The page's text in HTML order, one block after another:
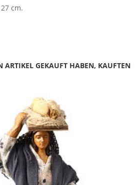
cm.
ARTIKEL GEKAUFT HABEN, KAUFTEN